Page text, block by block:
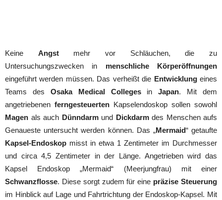
Keine Angst mehr vor Schläuchen, die zu
Untersuchungszwecken in menschliche Körperöffnungen
eingeführt werden müssen. Das verheißt die Entwicklungeines
Teams des Osaka Medical CollegesinJapan. Mit dem
angetriebenen ferngesteuerten Kapselendoskop sollen sowohl
Magen als auch Dünndarm und Dickdarm des Menschen aufs
Genaueste untersucht werden können. Das „Mermaid“ getaufte
Kapsel-Endoskop misst in etwa 1 Zentimeter im Durchmesser
und circa 4,5 Zentimeter in der Länge. Angetrieben wird das
Kapsel Endoskop „Mermaid“ (Meerjungfrau) mit einer
Schwanzflosse. Diese sorgt zudem für eine präzise Steuerung
im Hinblick auf Lage und Fahrtrichtung der Endoskop-Kapsel. Mit